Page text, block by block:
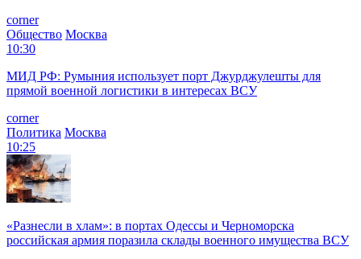
corner
Общество Москва
10:30
МИД РФ: Румыния использует порт Джурджулешты для
прямой военной логистики в интересах ВСУ
corner
Политика Москва
10:25
«Разнесли в хлам»: в портах Одессы и Черноморска
российская армия поразила склады военного имущества ВСУ